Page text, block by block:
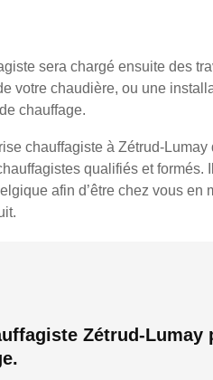
sera chargé ensuite des
votre chaudière, ou une
chauffage.
chauffagiste à Zétrud-
qualifiés et formés.
afin d’être chez vous en
Zétrud-